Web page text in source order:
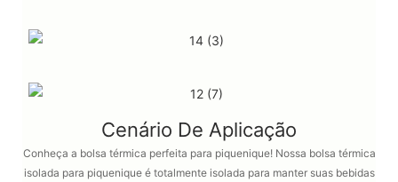
Cenário De Aplicação
Conheça a bolsa térmica perfeita para piquenique! Nossa bolsa térmica
isolada para piquenique é totalmente isolada para manter suas bebidas